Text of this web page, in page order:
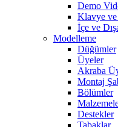
Demo
Klavye
İçe ve
Modelleme
Düğümler
Üyeler
Akraba
Montaj
Bölümler
Destekler